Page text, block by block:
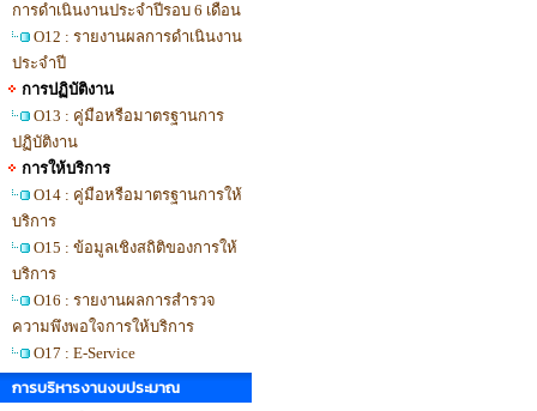
การดำเนินงานประจำปีรอบ 6 เดือน
O12 : รายงานผลการดำเนินงาน
ประจำปี
การปฏิบัติงาน
O13 : คู่มือหรือมาตรฐานการ
ปฏิบัติงาน
การให้บริการ
O14 : คู่มือหรือมาตรฐานการให้
บริการ
O15 : ข้อมูลเชิงสถิติของการให้
บริการ
O16 : รายงานผลการสำรวจ
ความพึงพอใจการให้บริการ
O17 : E-Service
การบริหารงานงบประมาณ